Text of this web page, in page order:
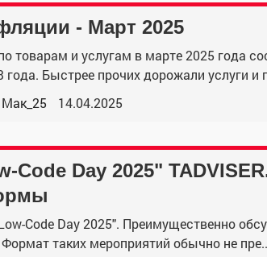
- Март 2025
товарам и услугам в марте 2025 года
года. Быстрее прочих дорожали услуги и
Мак_25 14.04.2025
Day 2025"
Code Day 2025". Преимущественно
таких мероприятий обычно не